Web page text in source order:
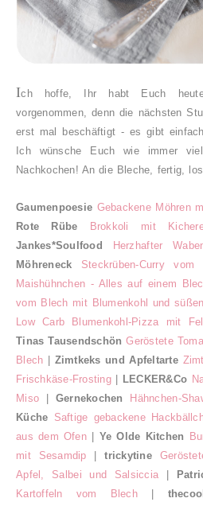
Ich hoffe, Ihr habt Euch
vorgenommen, denn die nächsten
erst mal beschäftigt - es gibt
Ich wünsche Euch wie immer
Nachkochen! An die Bleche, fertig,
Gaumenpoesie Gebackene Möhren
Rote Rübe
Brokkoli mit
Jankes*Soulfood
Herzhafter
Möhreneck Steckrüben-Curry vom
Maishühnchen - Alles auf einem
vom Blech mit Blumenkohl und
Low Carb Blumenkohl-Pizza mit
Tinas Tausendschön Geröstete
Blech
Zimtkeks und Apfeltarte
Frischkäse-Frosting| LECKER&Co
Miso
Gernekochen Hähnchen-
Küche Saftige gebackene
aus dem Ofen
Ye Olde Kitchen
mit Sesamdip |trickytine
Apfel, Salbei und Salsiccia
Kartoffeln vom Blech